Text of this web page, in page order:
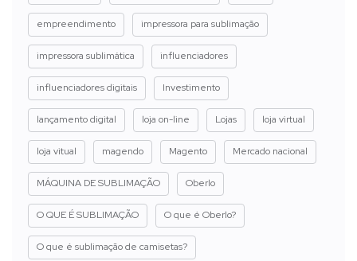
empreendimento impressora para sublimação
impressora sublimática influenciadores
influenciadores digitais Investimento
lançamento digital loja on-line Lojas loja virtual
loja vitual magendo Magento Mercado nacional
MÁQUINA DE SUBLIMAÇÃO Oberlo
O QUE É SUBLIMAÇÃO O que é Oberlo?
O que é sublimação de camisetas?